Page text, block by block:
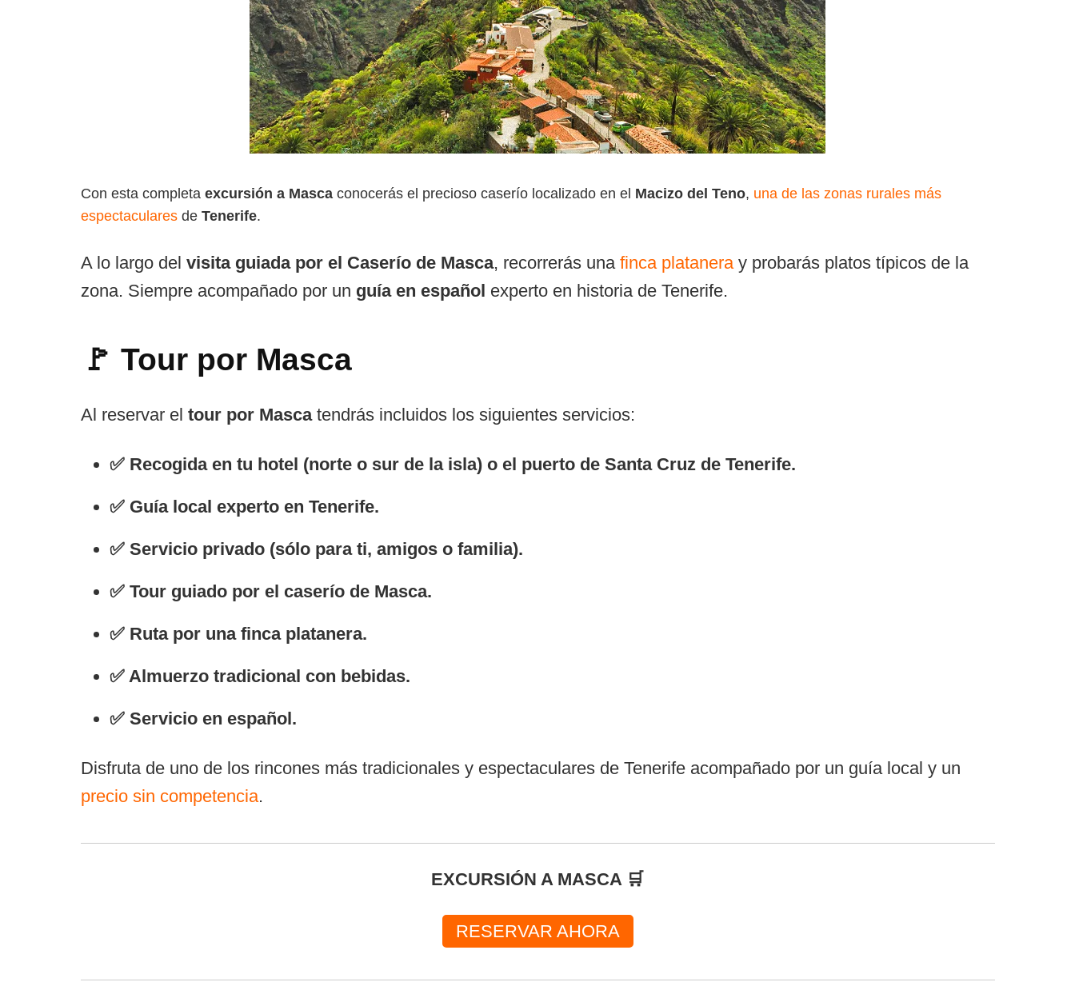
Con esta completa excursión a Mascaconocerás el precioso caserío localizado en el Macizo del Teno, una de las zonas rurales más
espectacularesde Tenerife.
A lo largo del visita guiada por el Caserío de Masca, recorrerás una finca plataneray probarás platos típicos de la
zona. Siempre acompañado por un guía en español experto en historia de Tenerife.
🚩 Tour por Masca
Al reservar el tour por Mascatendrás incluidos los siguientes servicios:
✅ Recogida en tu hotel (norte o sur de la isla) o el puerto de Santa Cruz de Tenerife.
✅ Guía local experto en Tenerife.
✅ Servicio privado (sólo para ti, amigos o familia).
✅ Tour guiado por el caserío de Masca.
✅ Ruta por una finca platanera.
✅ Almuerzo tradicional con bebidas.
✅ Servicio en español.
Disfruta de uno de los rincones más tradicionales y espectaculares de Tenerife acompañado por un guía local y un
precio sin competencia.
EXCURSIÓN A MASCA 🛒
RESERVAR AHORA